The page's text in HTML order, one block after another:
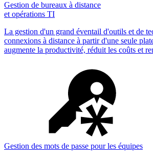
Gestion de bureaux à distance
et opérations TI
La gestion d'un grand éventail d'outils et de
connexions à distance à partir d'une seule
augmente la productivité, réduit les coûts et
Gestion des mots de passe pour les équipes